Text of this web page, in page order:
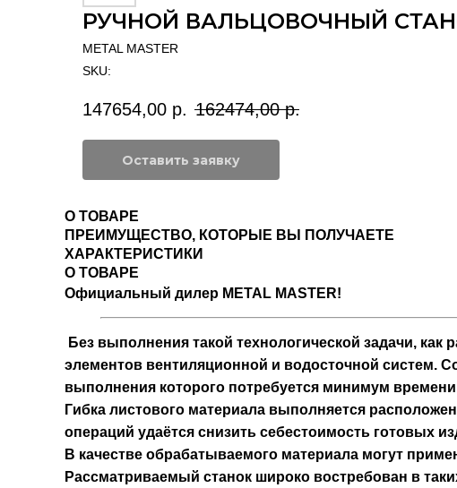
РУЧНОЙ ВАЛЬЦОВОЧНЫЙ
METAL MASTER
SKU:
147654,00 р. 162474,00 р.
Оставить заявку
О ТОВАРЕ
ПРЕИМУЩЕСТВО, КОТОРЫЕ ВЫ ПОЛУЧАЕТЕ
ХАРАКТЕРИСТИКИ
О ТОВАРЕ
Официальный дилер METAL MASTER!
Без выполнения такой технологической задачи,
элементов вентиляционной и водосточной систем.
выполнения которого потребуется минимум
Гибка листового материала выполняется
операций удаётся снизить себестоимость готовых
В качестве обрабатываемого материала могут
Рассматриваемый станок широко востребован в